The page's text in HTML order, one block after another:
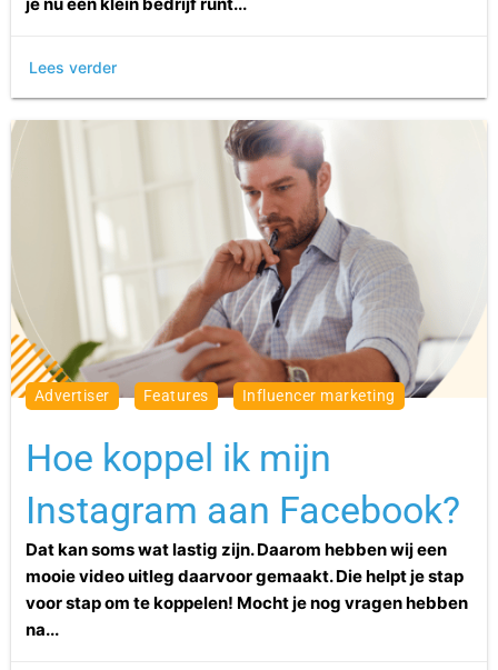
Lees verder
advertiser features influencer marketing
Hoe koppel ik mijn
Instagram aan Facebook?
Dat kan soms wat lastig zijn. Daarom hebben wij een
mooie video uitleg daarvoor gemaakt. Die helpt je stap
voor stap om te koppelen! Mocht je nog vragen hebben
na...